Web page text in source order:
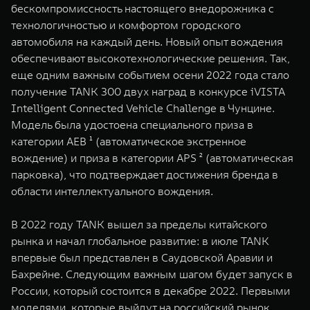
бескомпромиссность настоящего внедорожника с
технологичностью и комфортом городского
автомобиля на каждый день. Новый опыт вождения
обеспечивают высокотехнологические решения. Так,
еще одним важным событием осени 2022 года стало
получение TANK 300 двух наград в конкурсе iVISTA
Intelligent Connected Vehicle Challenge в Чунцине.
Модель была удостоена специального приза в
категории AEB ¹ (автоматическое экстренное
вождение) и приза в категории APS ² (автоматическая
парковка), что подтверждает достижения бренда в
области интеллектуального вождения.
В 2022 году TANK вышел за пределы китайского
рынка и начал глобальное развитие: в июле TANK
впервые был представлен в Саудовской Аравии и
Бахрейне. Следующим важным шагом будет запуск в
России, который состоится в декабре 2022. Первыми
моделями, которые выйдут на российский рынок,